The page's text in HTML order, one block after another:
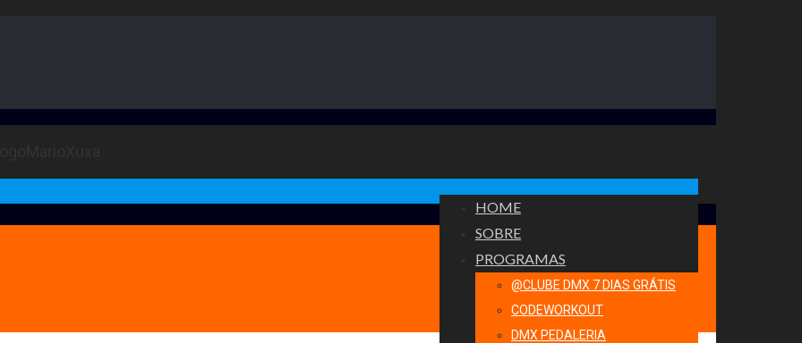
HOME
SOBRE
PROGRAMAS
@CLUBE DMX 7 DIAS GRÁTIS
CODEWORKOUT
DMX PEDALERIA